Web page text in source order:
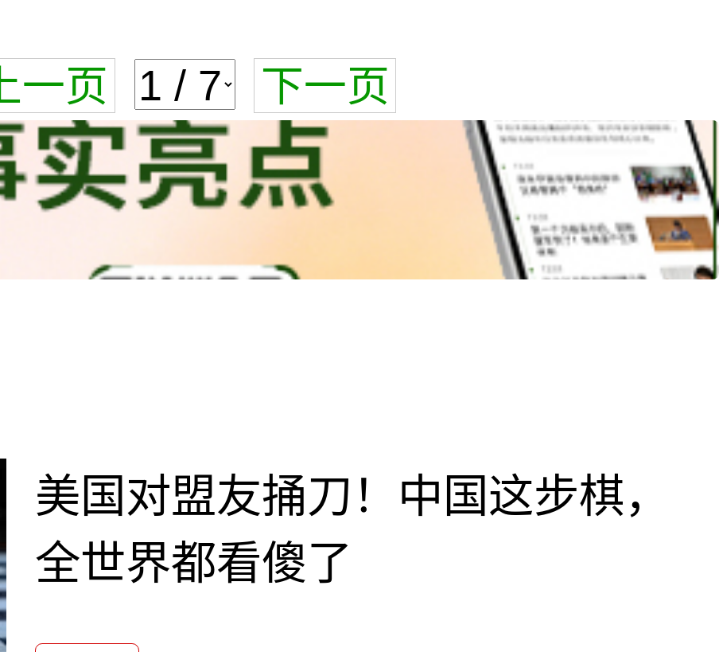
上一页 下一页
美国对盟友捅刀！中国这步棋，
全世界都看傻了